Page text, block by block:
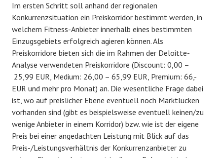
Im ersten Schritt soll anhand der regionalen
Konkurrenzsituation ein Preiskorridor bestimmt werden, in
welchem Fitness-Anbieter innerhalb eines bestimmten
Einzugsgebiets erfolgreich agieren können. Als
Preiskorridore bieten sich die im Rahmen der Deloitte-
Analyse verwendeten Preiskorridore (Discount: 0,00 –
25,99 EUR, Medium: 26,00 – 65,99 EUR, Premium: 66,-
EUR und mehr pro Monat) an. Die wesentliche Frage dabei
ist, wo auf preislicher Ebene eventuell noch Marktlücken
vorhanden sind (gibt es beispielsweise eventuell keinen/zu
wenige Anbieter in einem Korridor) bzw. wie ist der eigene
Preis bei einer angedachten Leistung mit Blick auf das
Preis-/Leistungsverhältnis der Konkurrenzanbieter zu